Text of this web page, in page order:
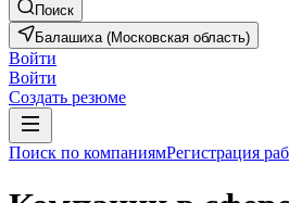
Поиск
Балашиха (Московская область)
Войти
Войти
Создать резюме
Поиск по компаниямРегистрация